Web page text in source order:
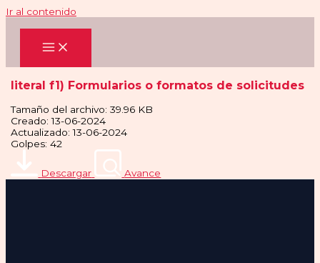
Ir al contenido
literal f1) Formularios o formatos de solicitudes
Tamaño del archivo: 39.96 KB
Creado: 13-06-2024
Actualizado: 13-06-2024
Golpes: 42
Descargar Avance